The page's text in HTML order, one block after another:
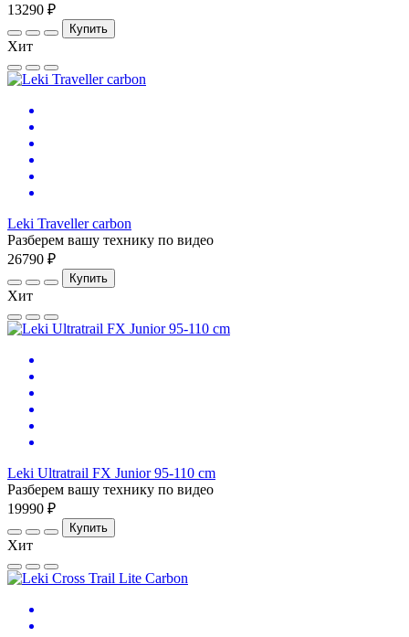
13290 ₽
Купить
Хит
Leki Traveller carbon
Разберем вашу технику по видео
26790 ₽
Купить
Хит
Leki Ultratrail FX Junior 95-110 cm
Разберем вашу технику по видео
19990 ₽
Купить
Хит